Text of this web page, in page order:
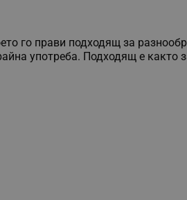
го прави подходящ за
употреба. Подходящ е както